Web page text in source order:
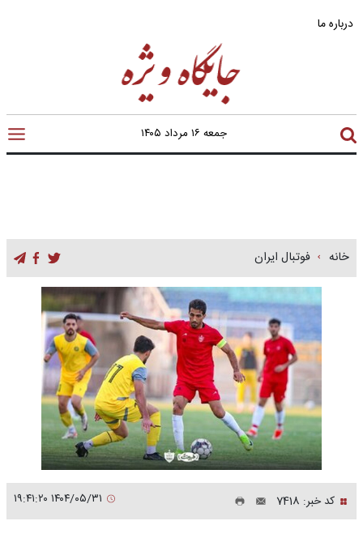
درباره ما
جمعه ۱۶ مرداد ۱۴۰۵
خانه فوتبال ایران
کد خبر: 7418